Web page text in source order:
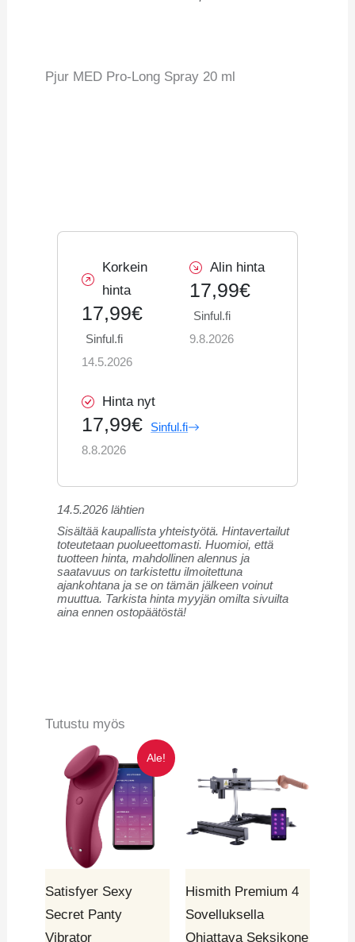
Pjur MED Pro-Long Spray 20 ml
Korkein
hinta
17,99€
Sinful.fi
14.5.2026
Alin hinta
17,99€
Sinful.fi
9.8.2026
Hinta nyt
17,99€
Sinful.fi
8.8.2026
14.5.2026 lähtien
Sisältää kaupallista yhteistyötä. Hintavertailut
toteutetaan puolueettomasti. Huomioi, että
tuotteen hinta, mahdollinen alennus ja
saatavuus on tarkistettu ilmoitettuna
ajankohtana ja se on tämän jälkeen voinut
muuttua. Tarkista hinta myyjän omilta sivuilta
aina ennen ostopäätöstä!
Tutustu myös
Ale!
Satisfyer Sexy
Secret Panty
Vibrator
Alkuperäinen
hinta
oli:
43,99€.
Nykyinen
hinta
on:
35,19€.
Hismith Premium 4
Sovelluksella
Ohjattava Seksikone